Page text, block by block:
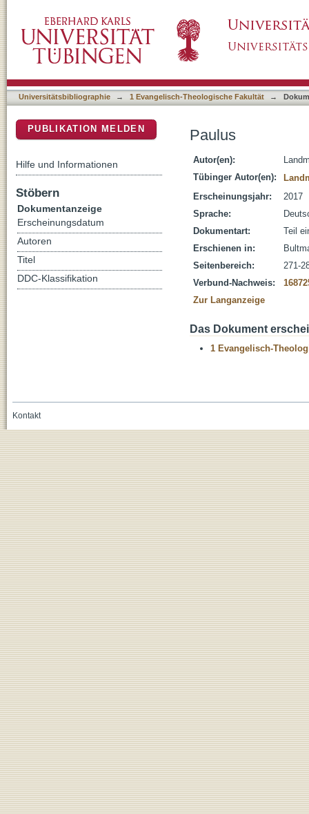
Universitätsbibliographie → 1 Evangelisch-Theologische Fakultät →
Paulus
Autor(en):
Tübinger Autor(en):
Erscheinungsjahr:
2017
Sprache:
Dokumentart:
Teil
Erschienen in:
Seitenbereich:
271-
Verbund-Nachweis:
Zur Langanzeige
Das Dokument
1 Evangelisch-
PUBLIKATION MELDEN
Hilfe und Informationen
Stöbern
Dokumentanzeige
Erscheinungsdatum
Autoren
Titel
DDC-Klassifikation
Kontakt